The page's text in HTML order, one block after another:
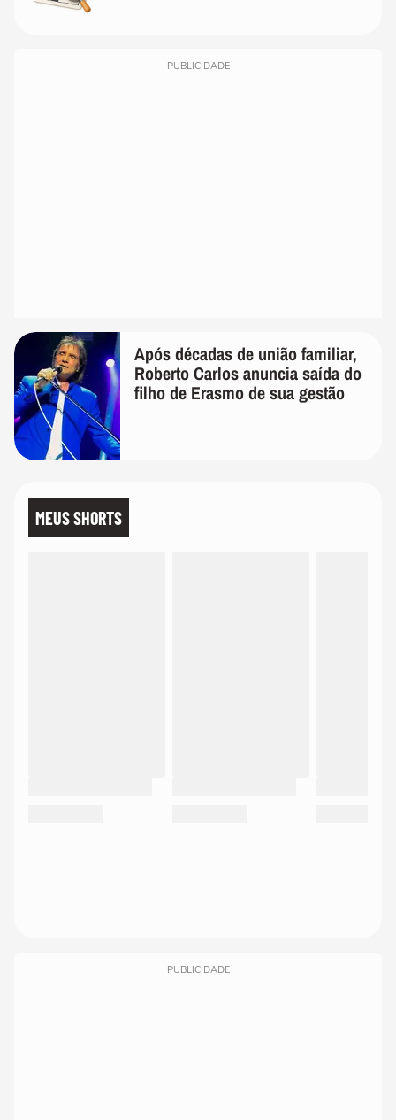
PUBLICIDADE
Após décadas de união familiar,
Roberto Carlos anuncia saída do
filho de Erasmo de sua gestão
MEUS SHORTS
PUBLICIDADE